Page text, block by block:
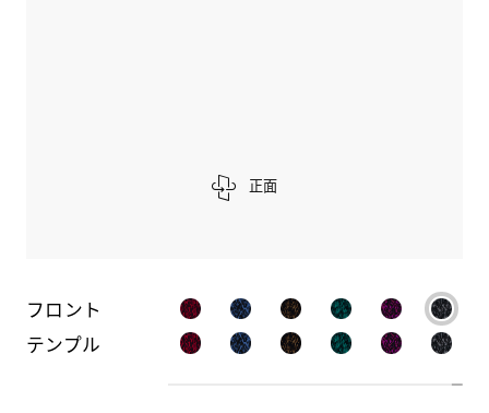
正面
フロント
テンプル